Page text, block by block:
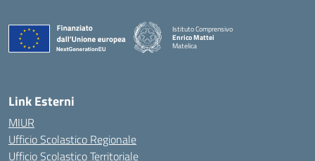
Istituto Comprensivo
Enrico Mattei
Matelica
Link Esterni
MIUR
Ufficio Scolastico Regionale
Ufficio Scolastico Territoriale